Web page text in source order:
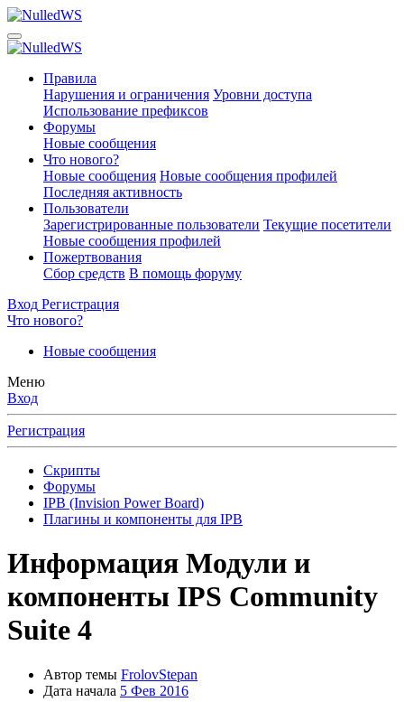
Правила
Нарушения и ограничения Уровни доступа
Использование префиксов
Форумы
Новые сообщения
Что нового?
Новые сообщения Новые сообщения профилей
Последняя активность
Пользователи
Зарегистрированные пользователи Текущие посетители
Новые сообщения профилей
Пожертвования
Сбор средств В помощь форуму
Вход Регистрация
Что нового?
Новые сообщения
Меню
Вход
Регистрация
Скрипты
Форумы
IPB (Invision Power Board)
Плагины и компоненты для IPB
Информация Модули и
компоненты IPS Community
Suite 4
Автор темы FrolovStepan
Дата начала 5 Фев 2016